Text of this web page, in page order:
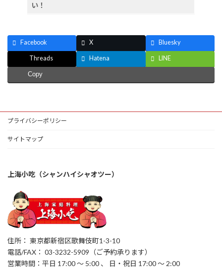
い！
Facebook X Bluesky
Threads Hatena LINE
Copy
プライバシーポリシー
サイトマップ
上海小吃（シャンハイシャオツー）
住所： 東京都新宿区歌舞伎町1-3-10
電話/FAX： 03-3232-5909（ご予約承ります）
営業時間：平日 17:00 ～ 5:00 、 日・祝日 17:00 ～ 2:00